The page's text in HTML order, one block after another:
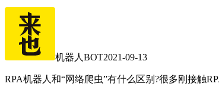
机器人BOT2021-09-13
RPA机器人和“网络爬虫”有什么区别?很多刚接触